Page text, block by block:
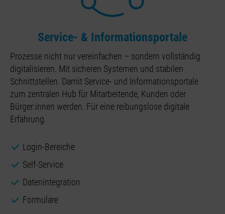
Service- & Informationsportale
Prozesse nicht nur vereinfachen – sondern vollständig
digitalisieren. Mit sicheren Systemen und stabilen
Schnittstellen. Damit Service- und Informationsportale
zum zentralen Hub für Mitarbeitende, Kunden oder
Bürger:innen werden. Für eine reibungslose digitale
Erfahrung.
Login-Bereiche
Self-Service
Datenintegration
Formulare